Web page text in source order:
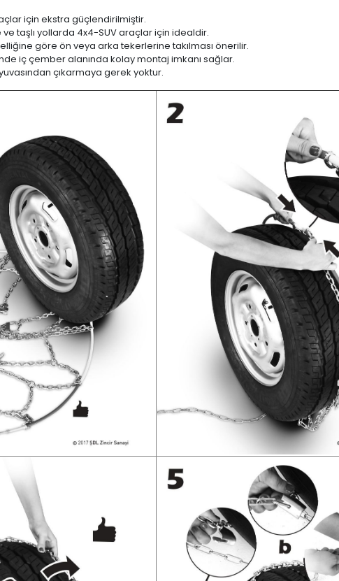
için ekstra güçlendirilmiştir.
taşlı yollarda 4x4-SUV araçlar için idealdir.
göre ön veya arka tekerlerine takılması önerilir.
iç çember alanında kolay montaj imkanı sağlar.
çıkarmaya gerek yoktur.